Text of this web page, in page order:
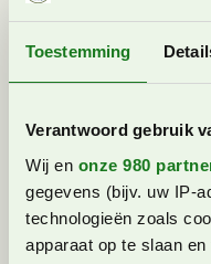
Toestemming
Verantwoord gebruik
Wij en onze 980
gegevens (bijv. uw IP-
technologieën zoals
apparaat op te slaan
zoals een kinderbedje,
rugdrager of buggy.
reserveren bij het
Verder is er ook een
voetbalveld en
pooltafel en grote kast
Tevens is Reka
accommodatie.